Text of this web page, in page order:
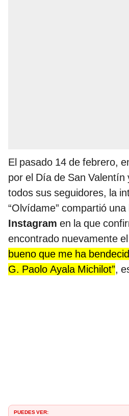
El pasado 14 de febrero,
por el Día de San
todos sus seguidores, la
“Olvídame” compartió
Instagram en la que
encontrado nuevamente
bueno que me ha
G. Paolo Ayala Michilot”,
PUEDES VER: